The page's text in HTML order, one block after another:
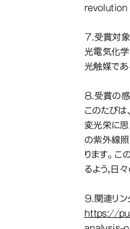
revolution
７.受賞対
光電気化
光触媒であ
８.受賞の
このたび
変光栄に思
の紫外線照
ります。
るよう，日
９.関連リン
https://